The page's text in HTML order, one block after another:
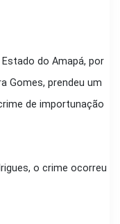
do Amapá, por
Gomes, prendeu um
de importunação
o crime ocorreu